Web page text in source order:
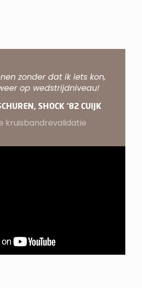
zonder dat ik iets kon,
op wedstrijdniveau!
SHOCK ’82 CUIJK
kruisbandrevalidatie